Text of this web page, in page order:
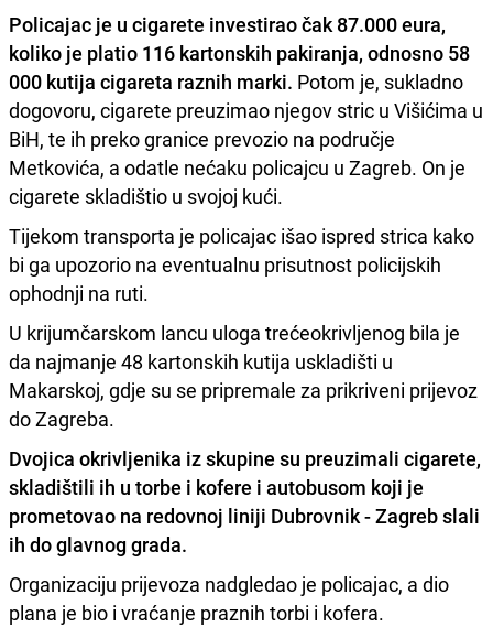
Policajac je u cigarete investirao čak 87.000 eura,
koliko je platio 116 kartonskih pakiranja, odnosno 58
000 kutija cigareta raznih marki. Potom je, sukladno
dogovoru, cigarete preuzimao njegov stric u Višićima u
BiH, te ih preko granice prevozio na područje
Metkovića, a odatle nećaku policajcu u Zagreb. On je
cigarete skladištio u svojoj kući.
Tijekom transporta je policajac išao ispred strica kako
bi ga upozorio na eventualnu prisutnost policijskih
ophodnji na ruti.
U krijumčarskom lancu uloga trećeokrivljenog bila je
da najmanje 48 kartonskih kutija uskladišti u
Makarskoj, gdje su se pripremale za prikriveni prijevoz
do Zagreba.
Dvojica okrivljenika iz skupine su preuzimali cigarete,
skladištili ih u torbe i kofere i autobusom koji je
prometovao na redovnoj liniji Dubrovnik - Zagreb slali
ih do glavnog grada.
Organizaciju prijevoza nadgledao je policajac, a dio
plana je bio i vraćanje praznih torbi i kofera.